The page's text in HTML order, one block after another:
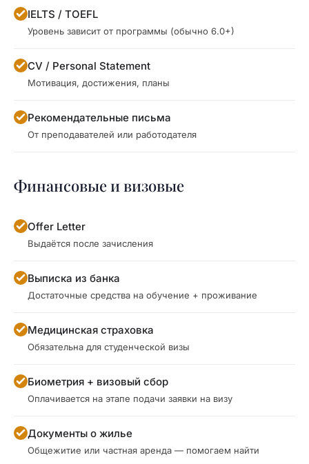
IELTS / TOEFL
Уровень зависит от программы (обычно 6.0+)
CV / Personal Statement
Мотивация, достижения, планы
Рекомендательные письма
От преподавателей или работодателя
Финансовые и визовые
Offer Letter
Выдаётся после зачисления
Выписка из банка
Достаточные средства на обучение + проживание
Медицинская страховка
Обязательна для студенческой визы
Биометрия + визовый сбор
Оплачивается на этапе подачи заявки на визу
Документы о жилье
Общежитие или частная аренда — помогаем найти